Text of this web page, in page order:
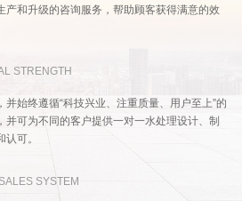
产和升级的咨询服务，帮助顾客获得满意的效
STRENGTH
始终遵循“科技兴业、注重质量、用户至上”的
并可为不同的客户提供一对一水处理设计、制
可。
SYSTEM